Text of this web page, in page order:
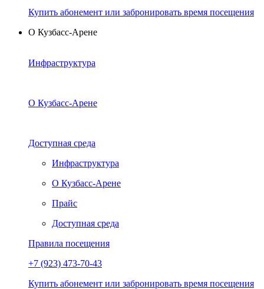
Купить абонемент или забронировать время посещения
О Кузбасс-Арене
Инфраструктура
О Кузбасс-Арене
Доступная среда
Инфраструктура
О Кузбасс-Арене
Прайс
Доступная среда
Правила посещения
+7 (923) 473-70-43
Купить абонемент или забронировать время посещения